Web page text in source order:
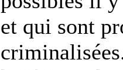
et qui sont